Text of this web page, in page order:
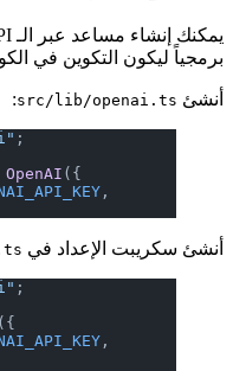
في الكود.
src/lib/
:
from
openai =
OPENAI_API_KEY
في assistant.ts
from
=
OPENAI_API_KEY